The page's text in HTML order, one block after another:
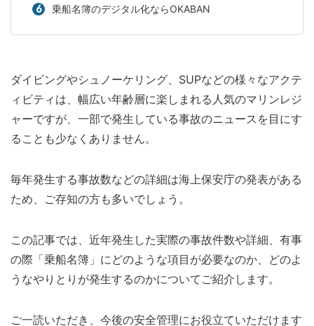
乗船名簿のデジタル化ならOKABAN
ダイビングやシュノーケリング、SUPなどの様々なアクテ
ィビティは、幅広い年齢層に楽しまれる人気のマリンレジ
ャーですが、一部で発生している事故のニュースを目にす
ることも少なくありません。
毎年発生する事故数などの詳細は海上保安庁の発表がある
ため、ご存知の方も多いでしょう。
この記事では、近年発生した実際の事故件数や詳細、有事
の際「乗船名簿」にどのような項目が必要なのか、どのよ
うなやりとりが発生するのかについてご紹介します。
ご一読いただき、今後の安全管理にお役立ていただけます